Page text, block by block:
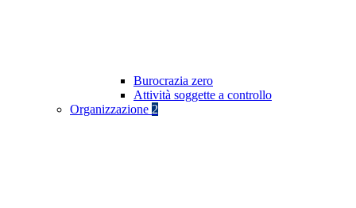
Burocrazia zero
Attività soggette a controllo
Organizzazione 2